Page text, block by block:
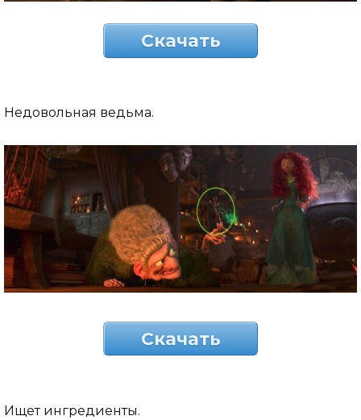
Скачать
Недовольная ведьма.
Скачать
Ищет ингредиенты.